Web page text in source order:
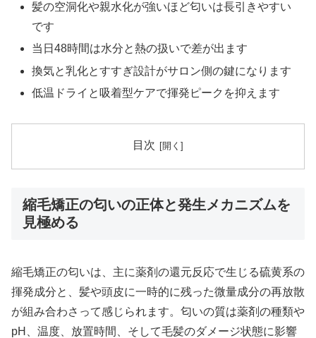
髪の空洞化や親水化が強いほど匂いは長引きやすい
です
当日48時間は水分と熱の扱いで差が出ます
換気と乳化とすすぎ設計がサロン側の鍵になります
低温ドライと吸着型ケアで揮発ピークを抑えます
目次
縮毛矯正の匂いの正体と発生メカニズムを
見極める
縮毛矯正の匂いは、主に薬剤の還元反応で生じる硫黄系の
揮発成分と、髪や頭皮に一時的に残った微量成分の再放散
が組み合わさって感じられます。匂いの質は薬剤の種類や
pH、温度、放置時間、そして毛髪のダメージ状態に影響